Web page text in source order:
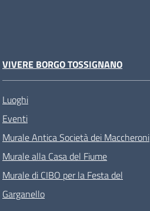
VIVERE BORGO TOSSIGNANO
Luoghi
Eventi
Murale Antica Società dei Maccheroni
Murale alla Casa del Fiume
Murale di CIBO per la Festa del
Garganello